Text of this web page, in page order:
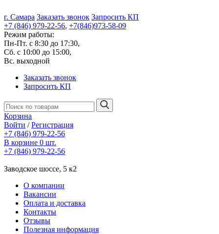
г. Самара Заказать звонок Запросить КП
+7 (846) 979-22-56, +7(846)973-58-09
Режим работы:
Пн-Пт. с 8:30 до 17:30,
Сб. с 10:00 до 15:00,
Вс. выходной
Заказать звонок
Запросить КП
Корзина
Войти /Регистрация
+7 (846) 979-22-56
В корзине 0 шт.
+7 (846) 979-22-56
Заводское шоссе, 5 к2
О компании
Вакансии
Оплата и доставка
Контакты
Отзывы
Полезная информация